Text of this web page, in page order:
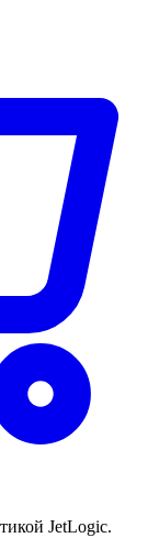
JetLogic.